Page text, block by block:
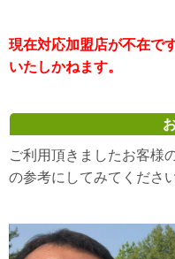
現在対応加盟店が不在で
いたしかねます。
ご利用頂きましたお客様
の参考にしてみてくださ